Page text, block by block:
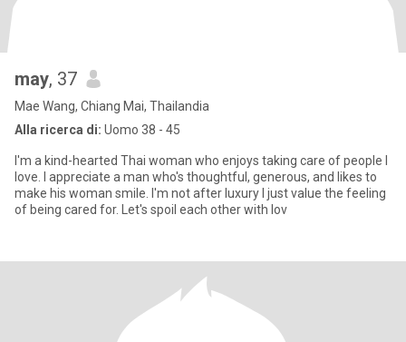
may, 37
Mae Wang, Chiang Mai, Thailandia
Alla ricerca di: Uomo 38 - 45
I'm a kind-hearted Thai woman who enjoys taking care of people I
love. I appreciate a man who's thoughtful, generous, and likes to
make his woman smile. I'm not after luxury I just value the feeling
of being cared for. Let's spoil each other with lov